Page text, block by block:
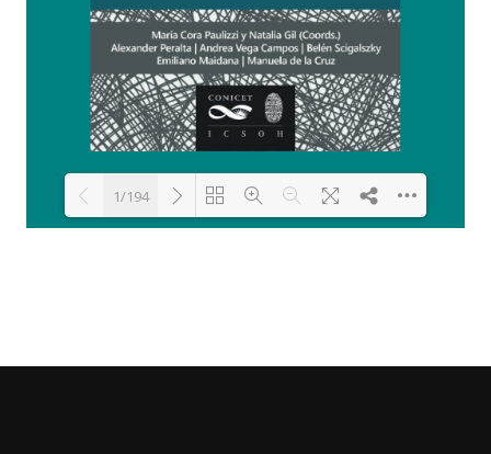
1/194